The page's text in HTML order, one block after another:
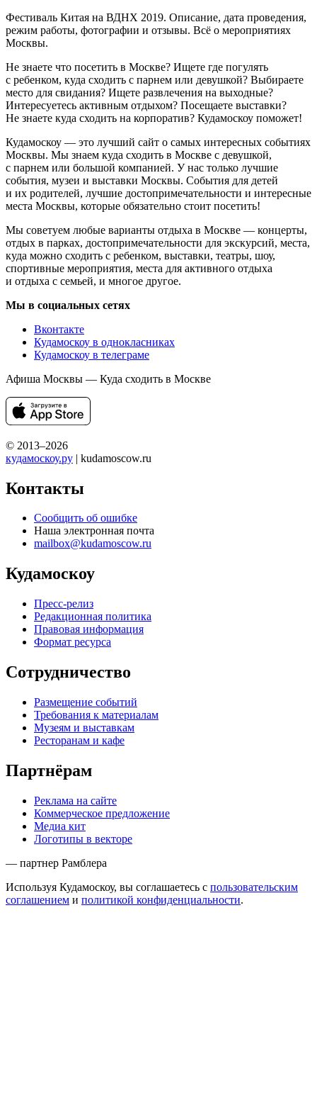
Фестиваль Китая на ВДНХ 2019. Описание, дата проведения,
режим работы, фотографии и отзывы. Всё о мероприятиях
Москвы.
Не знаете что посетить в Москве? Ищете где погулять
с ребенком, куда сходить с парнем или девушкой? Выбираете
место для свидания? Ищете развлечения на выходные?
Интересуетесь активным отдыхом? Посещаете выставки?
Не знаете куда сходить на корпоратив? Кудамоскоу поможет!
Кудамоскоу — это лучший сайт о самых интересных событиях
Москвы. Мы знаем куда сходить в Москве с девушкой,
с парнем или большой компанией. У нас только лучшие
события, музеи и выставки Москвы. События для детей
и их родителей, лучшие достопримечательности и интересные
места Москвы, которые обязательно стоит посетить!
Мы советуем любые варианты отдыха в Москве — концерты,
отдых в парках, достопримечательности для экскурсий, места,
куда можно сходить с ребенком, выставки, театры, шоу,
спортивные мероприятия, места для активного отдыха
и отдыха с семьей, и многое другое.
Мы в социальных сетях
Вконтакте
Кудамоскоу в однокласниках
Кудамоскоу в телеграме
Афиша Москвы — Куда сходить в Москве
© 2013–2026
кудамоскоу.ру | kudamoscow.ru
Контакты
Сообщить об ошибке
Наша электронная почта
mailbox@kudamoscow.ru
Кудамоскоу
Пресс-релиз
Редакционная политика
Правовая информация
Формат ресурса
Сотрудничество
Размещение событий
Требования к материалам
Музеям и выставкам
Ресторанам и кафе
Партнёрам
Реклама на сайте
Коммерческое предложение
Медиа кит
Логотипы в векторе
— партнер Рамблера
Используя Кудамоскоу, вы соглашаетесь с пользовательским
соглашением и политикой конфиденциальности.